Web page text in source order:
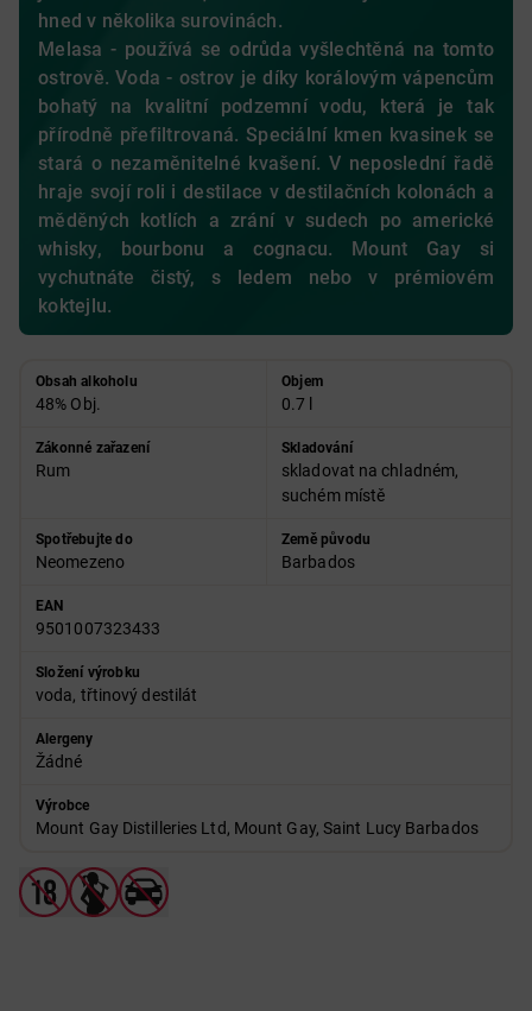
hned v několika surovinách.
Melasa - používá se odrůda vyšlechtěná na tomto
ostrově. Voda - ostrov je díky korálovým vápencům
bohatý na kvalitní podzemní vodu, která je tak
přírodně přefiltrovaná. Speciální kmen kvasinek se
stará o nezaměnitelné kvašení. V neposlední řadě
hraje svojí roli i destilace v destilačních kolonách a
měděných kotlích a zrání v sudech po americké
whisky, bourbonu a cognacu. Mount Gay si
vychutnáte čistý, s ledem nebo v prémiovém
koktejlu.
Obsah alkoholu
48% Obj.
Objem
0.7 l
Zákonné zařazení
Rum
Skladování
skladovat na chladném,
suchém místě
Spotřebujte do
Neomezeno
Země původu
Barbados
EAN
9501007323433
Složení výrobku
voda, třtinový destilát
Alergeny
Žádné
Výrobce
Mount Gay Distilleries Ltd, Mount Gay, Saint Lucy Barbados